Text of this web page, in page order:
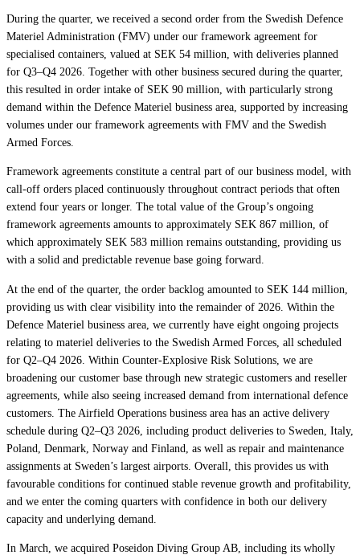
During the quarter, we received a second order from the Swedish Defence
Materiel Administration (FMV) under our framework agreement for
specialised containers, valued at SEK 54 million, with deliveries planned
for Q3–Q4 2026. Together with other business secured during the quarter,
this resulted in order intake of SEK 90 million, with particularly strong
demand within the Defence Materiel business area, supported by increasing
volumes under our framework agreements with FMV and the Swedish
Armed Forces.
Framework agreements constitute a central part of our business model, with
call-off orders placed continuously throughout contract periods that often
extend four years or longer. The total value of the Group’s ongoing
framework agreements amounts to approximately SEK 867 million, of
which approximately SEK 583 million remains outstanding, providing us
with a solid and predictable revenue base going forward.
At the end of the quarter, the order backlog amounted to SEK 144 million,
providing us with clear visibility into the remainder of 2026. Within the
Defence Materiel business area, we currently have eight ongoing projects
relating to materiel deliveries to the Swedish Armed Forces, all scheduled
for Q2–Q4 2026. Within Counter-Explosive Risk Solutions, we are
broadening our customer base through new strategic customers and reseller
agreements, while also seeing increased demand from international defence
customers. The Airfield Operations business area has an active delivery
schedule during Q2–Q3 2026, including product deliveries to Sweden, Italy,
Poland, Denmark, Norway and Finland, as well as repair and maintenance
assignments at Sweden’s largest airports. Overall, this provides us with
favourable conditions for continued stable revenue growth and profitability,
and we enter the coming quarters with confidence in both our delivery
capacity and underlying demand.
In March, we acquired Poseidon Diving Group AB, including its wholly